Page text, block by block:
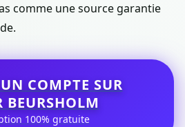
comme une source garantie
COMPTE SUR
BEURSHOLM
100% gratuite